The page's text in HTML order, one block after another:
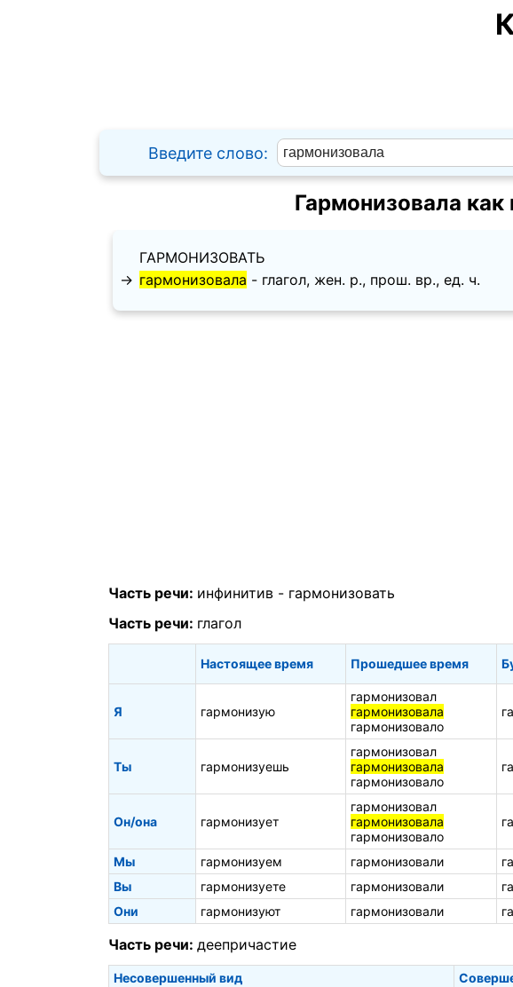
Введите слово:
Гармонизовала как
ГАРМОНИЗОВАТЬ
→ гармонизовала - глагол, жен. p., прош. вр., ед. ч.
Часть речи: инфинитив - гармонизовать
Часть речи: глагол
Настоящее время Прошедшее время
Я гармонизую
гармонизовал
гармонизовала
гармонизовало
Ты гармонизуешь
гармонизовал
гармонизовала
гармонизовало
Он/она гармонизует
гармонизовал
гармонизовала
гармонизовало
Мы гармонизуем гармонизовали
Вы
гармонизуете гармонизовали
Они
гармонизуют гармонизовали
Часть речи: деепричастие
Несовершенный вид